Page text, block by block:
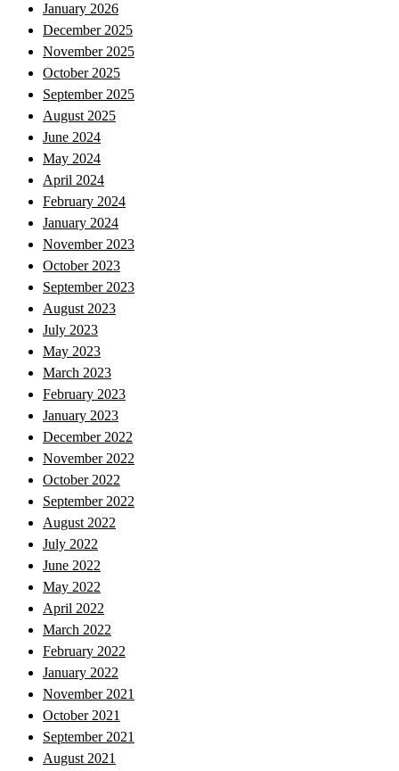
January 2026
December 2025
November 2025
October 2025
September 2025
August 2025
June 2024
May 2024
April 2024
February 2024
January 2024
November 2023
October 2023
September 2023
August 2023
July 2023
May 2023
March 2023
February 2023
January 2023
December 2022
November 2022
October 2022
September 2022
August 2022
July 2022
June 2022
May 2022
April 2022
March 2022
February 2022
January 2022
November 2021
October 2021
September 2021
August 2021